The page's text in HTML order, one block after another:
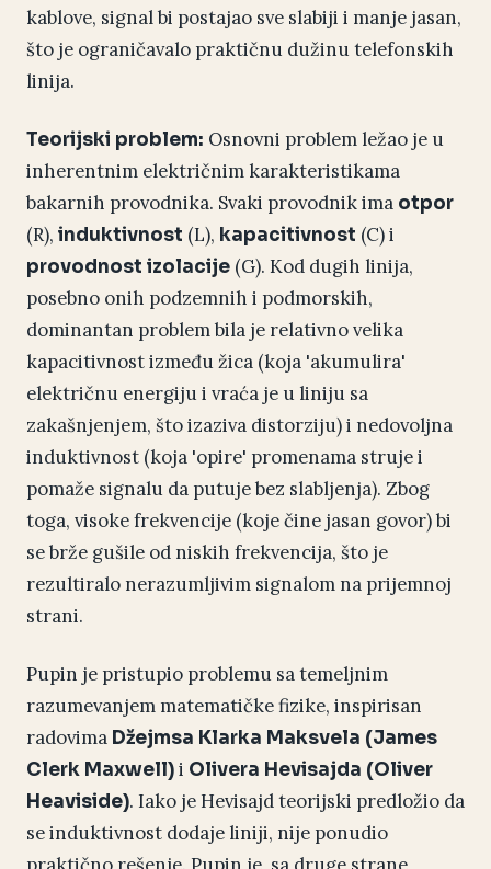
kablove, signal bi postajao sve slabiji i manje jasan,
što je ograničavalo praktičnu dužinu telefonskih
linija.
Teorijski problem: Osnovni problem ležao je u
inherentnim električnim karakteristikama
bakarnih provodnika. Svaki provodnik ima otpor
(R), induktivnost (L), kapacitivnost (C) i
provodnost izolacije (G). Kod dugih linija,
posebno onih podzemnih i podmorskih,
dominantan problem bila je relativno velika
kapacitivnost između žica (koja 'akumulira'
električnu energiju i vraća je u liniju sa
zakašnjenjem, što izaziva distorziju) i nedovoljna
induktivnost (koja 'opire' promenama struje i
pomaže signalu da putuje bez slabljenja). Zbog
toga, visoke frekvencije (koje čine jasan govor) bi
se brže gušile od niskih frekvencija, što je
rezultiralo nerazumljivim signalom na prijemnoj
strani.
Pupin je pristupio problemu sa temeljnim
razumevanjem matematičke fizike, inspirisan
radovima Džejmsa Klarka Maksvela (James
Clerk Maxwell)i Olivera Hevisajda (Oliver
Heaviside). Iako je Hevisajd teorijski predložio da
se induktivnost dodaje liniji, nije ponudio